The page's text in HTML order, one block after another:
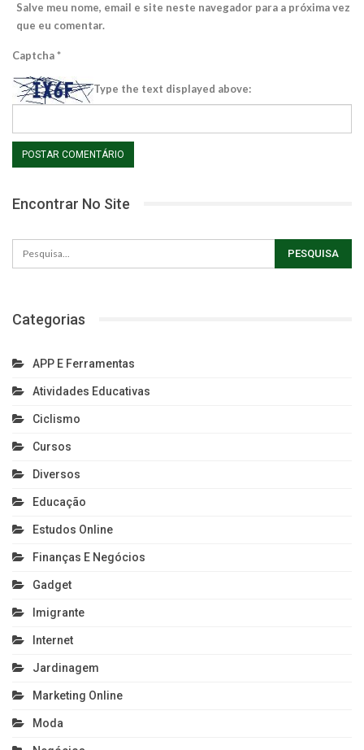
Salve meu nome, email e site neste navegador para a próxima vez
que eu comentar.
Captcha*
Type the text displayed above:
Encontrar No Site
Categorias
APP E Ferramentas
Atividades Educativas
Ciclismo
Cursos
Diversos
Educação
Estudos Online
Finanças E Negócios
Gadget
Imigrante
Internet
Jardinagem
Marketing Online
Moda